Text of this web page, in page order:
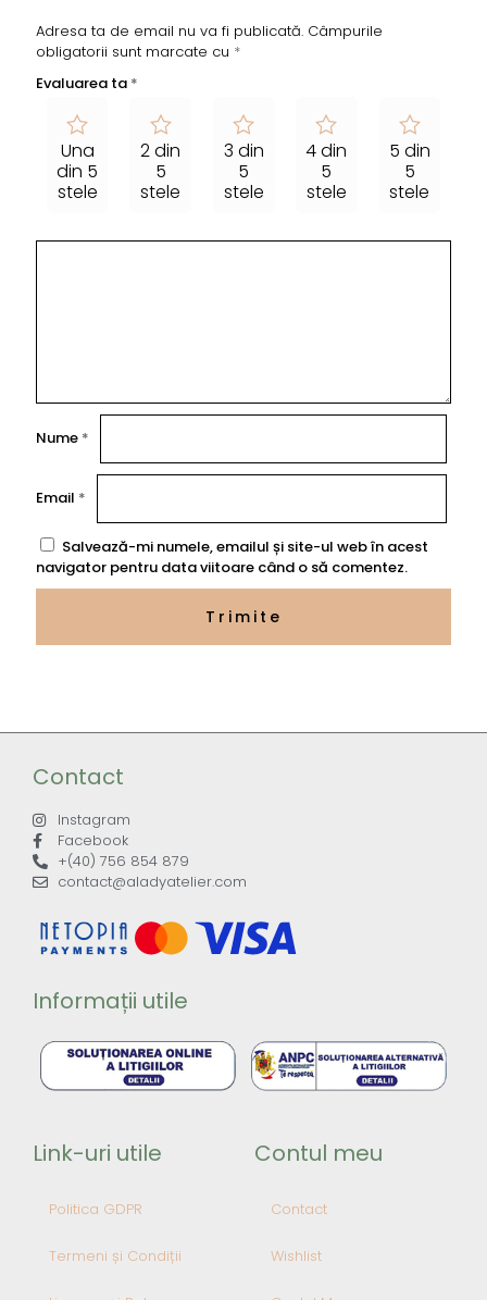
Adresa ta de email nu va fi publicată. Câmpurile
obligatorii sunt marcate cu *
Evaluarea ta *
Una
din 5
stele
2 din
5
stele
3 din
5
stele
4 din
5
stele
5 din
5
stele
Nume *
Email *
Salvează-mi numele, emailul și site-ul web în acest
navigator pentru data viitoare când o să comentez.
Contact
Instagram
Facebook
+(40) 756 854 879
contact@aladyatelier.com
Informații utile
Link-uri utile
Politica GDPR
Termeni și Condiții
Contul meu
Contact
Wishlist